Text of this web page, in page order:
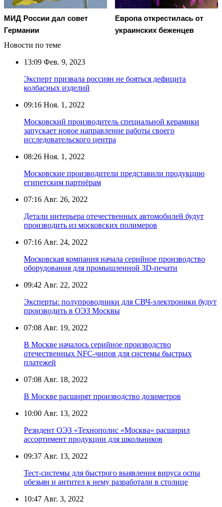
МИД России дал совет
Германии
Европа открестилась от
украинских беженцев
Новости по теме
13:09 Фев. 9, 2023
Эксперт призвала россиян не бояться дефицита
колбасных изделий
09:16 Ноя. 1, 2022
Московский производитель специальной керамики
запускает новое направление работы своего
исследовательского центра
08:26 Ноя. 1, 2022
Московские производители представили продукцию
египетским партнёрам
07:16 Авг. 26, 2022
Детали интерьера отечественных автомобилей будут
производить из московских полимеров
07:16 Авг. 24, 2022
Московская компания начала серийное производство
оборудования для промышленной 3D-печати
09:42 Авг. 22, 2022
Эксперты: полупроводники для СВЧ-электроники будут
производить в ОЭЗ Москвы
07:08 Авг. 19, 2022
В Москве началось серийное производство
отечественных NFC-чипов для системы быстрых
платежей
07:08 Авг. 18, 2022
В Москве расширят производство дозиметров
10:00 Авг. 13, 2022
Резидент ОЭЗ «Технополис «Москва» расширил
ассортимент продукции для школьников
09:37 Авг. 13, 2022
Тест-системы для быстрого выявления вируса оспы
обезьян и антител к нему разработали в столице
10:47 Авг. 3, 2022